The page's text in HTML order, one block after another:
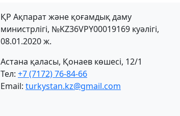
ҚР Ақпарат және қоғамдық даму
министрлігі, №KZ36VPY00019169 куәлігі,
08.01.2020 ж.
Астана қаласы, Қонаев көшесі, 12/1
Тел: +7 (7172) 76-84-66
Email: turkystan.kz@gmail.com